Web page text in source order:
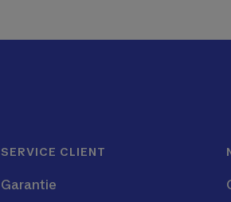
SERVICE CLIENT
Garantie